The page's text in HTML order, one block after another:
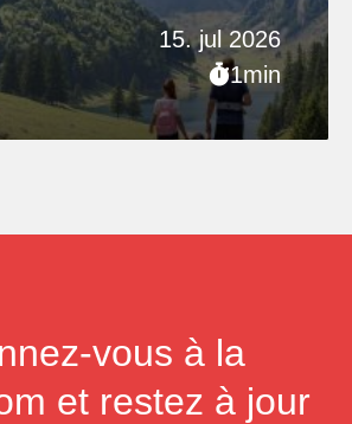
15. jul 2026
1min
vous à la
et restez à jour